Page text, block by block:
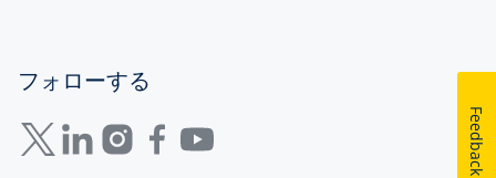
フォローする
Feedback